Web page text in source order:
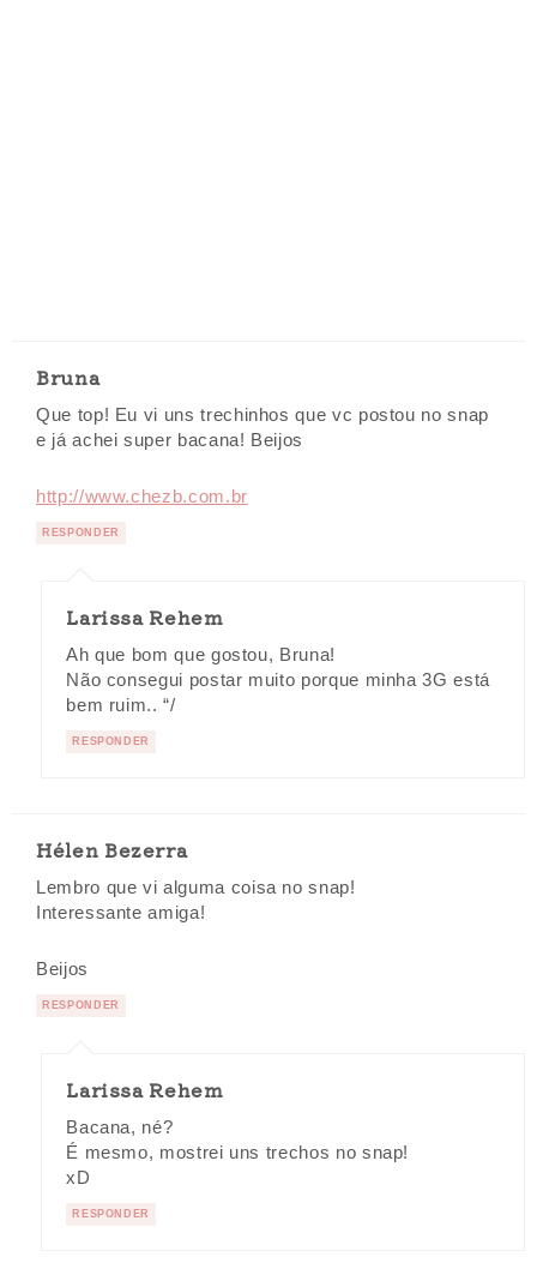
Bruna
Que top! Eu vi uns trechinhos que vc postou no snap
e já achei super bacana! Beijos
http://www.chezb.com.br
RESPONDER
Larissa Rehem
Ah que bom que gostou, Bruna!
Não consegui postar muito porque minha 3G está
bem ruim.. “/
RESPONDER
Hélen Bezerra
Lembro que vi alguma coisa no snap!
Interessante amiga!
Beijos
RESPONDER
Larissa Rehem
Bacana, né?
É mesmo, mostrei uns trechos no snap!
xD
RESPONDER